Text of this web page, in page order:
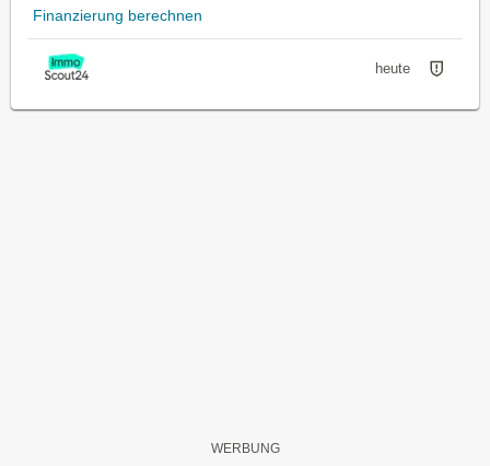
Finanzierung berechnen
heute